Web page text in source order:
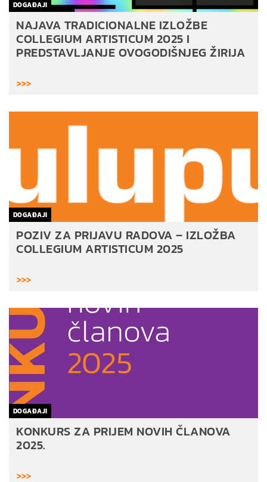
DOGAĐAJI
NAJAVA TRADICIONALNE IZLOŽBE
COLLEGIUM ARTISTICUM 2025 I
PREDSTAVLJANJE OVOGODIŠNJEG ŽIRIJA
>>>
DOGAĐAJI
POZIV ZA PRIJAVU RADOVA – IZLOŽBA
COLLEGIUM ARTISTICUM 2025
>>>
DOGAĐAJI
KONKURS ZA PRIJEM NOVIH ČLANOVA
2025.
>>>